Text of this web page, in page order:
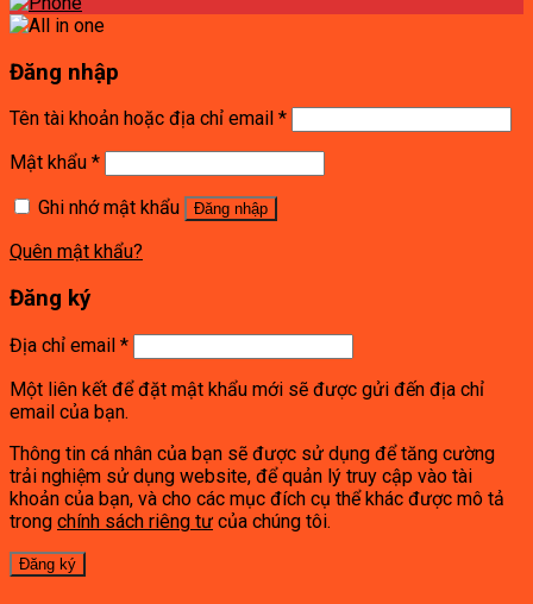
Đăng nhập
Tên tài khoản hoặc địa chỉ email *
Mật khẩu *
Ghi nhớ mật khẩu
Đăng nhập
Quên mật khẩu?
Đăng ký
Địa chỉ email *
Một liên kết để đặt mật khẩu mới sẽ được gửi đến địa chỉ
email của bạn.
Thông tin cá nhân của bạn sẽ được sử dụng để tăng cường
trải nghiệm sử dụng website, để quản lý truy cập vào tài
khoản của bạn, và cho các mục đích cụ thể khác được mô tả
trong chính sách riêng tư của chúng tôi.
Đăng ký